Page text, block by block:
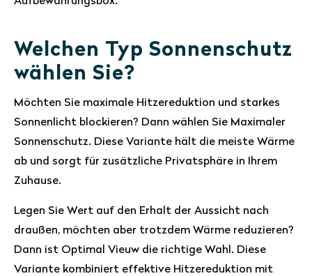
Welchen Typ Sonnenschutz
wählen Sie?
Möchten Sie maximale Hitzereduktion und starkes
Sonnenlicht blockieren? Dann wählen Sie Maximaler
Sonnenschutz. Diese Variante hält die meiste Wärme
ab und sorgt für zusätzliche Privatsphäre in Ihrem
Zuhause.
Legen Sie Wert auf den Erhalt der Aussicht nach
draußen, möchten aber trotzdem Wärme reduzieren?
Dann ist Optimal Vieuw die richtige Wahl. Diese
Variante kombiniert effektive Hitzereduktion mit